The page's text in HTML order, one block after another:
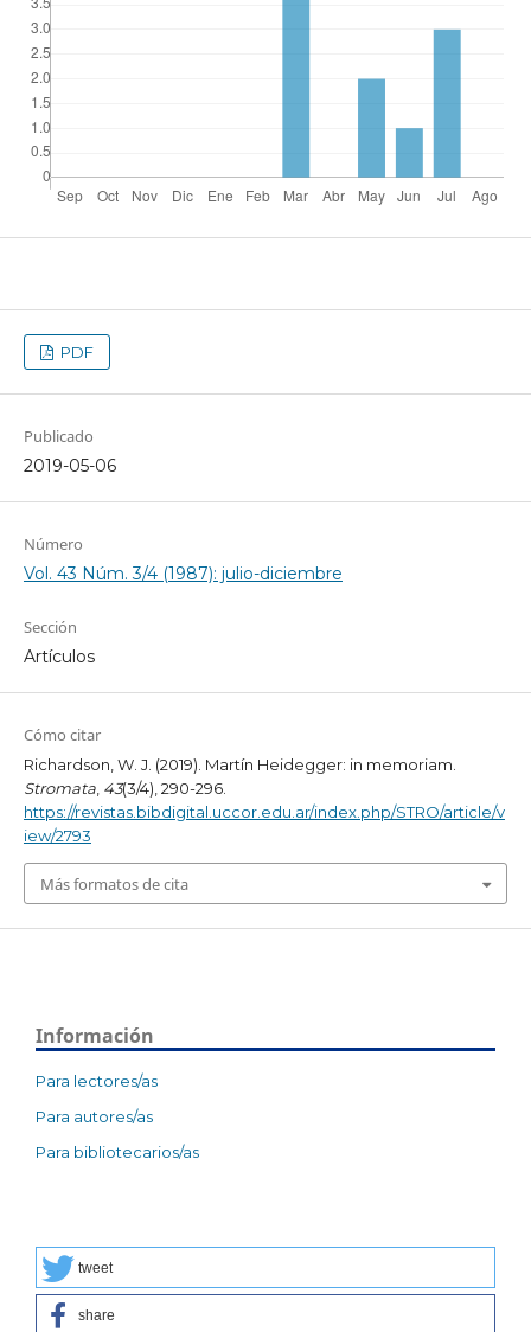
PDF
Publicado
2019-05-06
Número
Vol. 43 Núm. 3/4 (1987): julio-diciembre
Sección
Artículos
Cómo citar
Richardson, W. J. (2019). Martín Heidegger: in memoriam.
Stromata, 43(3/4), 290-296.
https://revistas.bibdigital.uccor.edu.ar/index.php/STRO/article/v
iew/2793
Más formatos de cita
Información
Para lectores/as
Para autores/as
Para bibliotecarios/as
tweet
share